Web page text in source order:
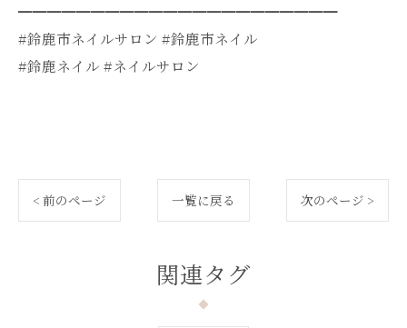
━━━━━━━━━━━━━━━━━━━━━━
#鈴鹿市ネイルサロン #鈴鹿市ネイル
#鈴鹿ネイル #ネイルサロン
< 前のページ 一覧に戻る 次のページ >
関連タグ